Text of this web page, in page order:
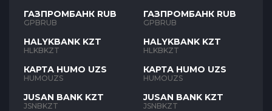
ГАЗПРОМБАНК RUB
GPBRUB
HALYKBANK KZT
HLKBKZT
КАРТА HUMO UZS
HUMOUZS
JUSAN BANK KZT
JSNBKZT
ГАЗПРОМБАНК RUB
GPBRUB
HALYKBANK KZT
HLKBKZT
КАРТА HUMO UZS
HUMOUZS
JUSAN BANK KZT
JSNBKZT